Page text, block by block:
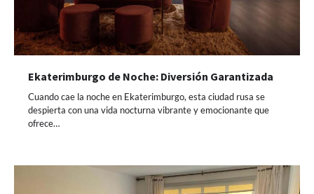
Ekaterimburgo de Noche: Diversión Garantizada
Cuando cae la noche en Ekaterimburgo, esta ciudad rusa se
despierta con una vida nocturna vibrante y emocionante que
ofrece…